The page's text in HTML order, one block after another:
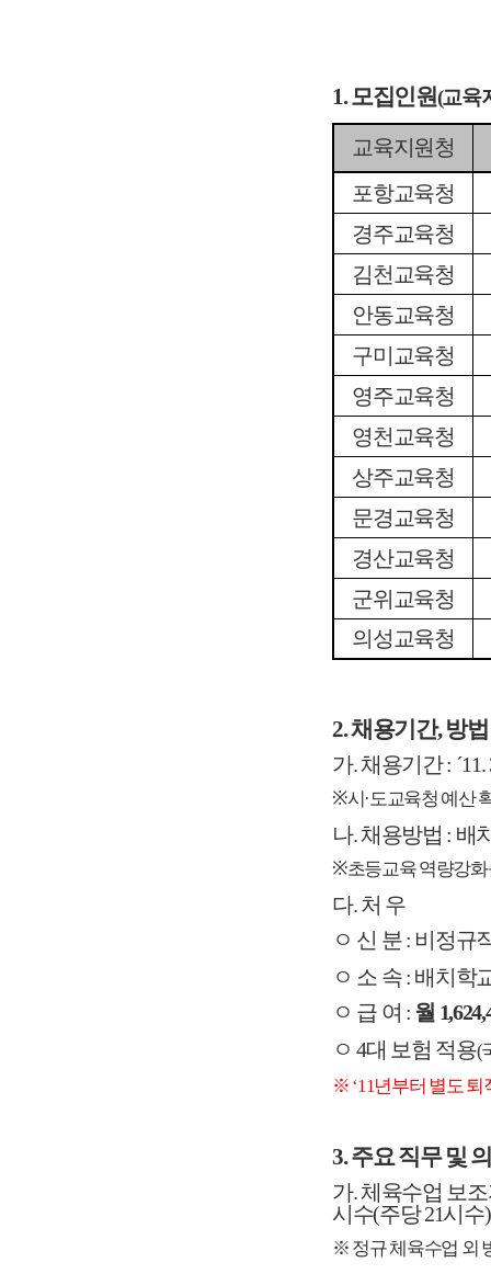
1. 모집인원(교육
교육지원청
포항교육청
경주교육청
김천교육청
안동교육청
구미교육청
영주교육청
영천교육청
상주교육청
문경교육청
경산교육청
군위교육청
의성교육청
2. 채용기간, 방
가. 채용기간 : ´11.
※시·도교육청 예산
나. 채용방법 : 배
※초등교육 역량강
다. 처 우
ㅇ 신 분 : 비정규
ㅇ 소 속 : 배치학
ㅇ 급 여 : 월
ㅇ 4대 보험 적용(
※ ‘11년부터 별도 퇴
3. 주요 직무 및
가.체육수업 보
시수(주당 21시수
※ 정규 체육수업 외